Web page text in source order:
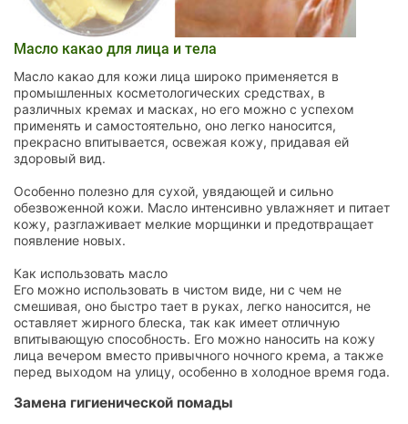
Масло какао для лица и тела
Масло какао для кожи лица широко применяется в
промышленных косметологических средствах, в
различных кремах и масках, но его можно с успехом
применять и самостоятельно, оно легко наносится,
прекрасно впитывается, освежая кожу, придавая ей
здоровый вид.
Особенно полезно для сухой, увядающей и сильно
обезвоженной кожи. Масло интенсивно увлажняет и питает
кожу, разглаживает мелкие морщинки и предотвращает
появление новых.
Как использовать масло
Его можно использовать в чистом виде, ни с чем не
смешивая, оно быстро тает в руках, легко наносится, не
оставляет жирного блеска, так как имеет отличную
впитывающую способность. Его можно наносить на кожу
лица вечером вместо привычного ночного крема, а также
перед выходом на улицу, особенно в холодное время года.
Замена гигиенической помады